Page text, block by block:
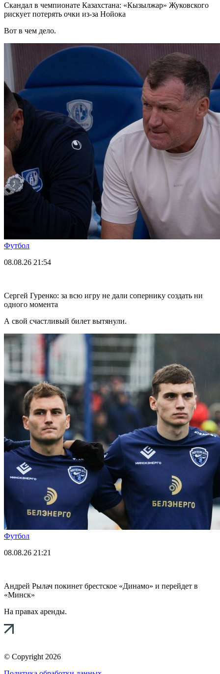
Скандал в чемпионате Казахстана: «Кызылжар» Жуковского
рискует потерять очки из-за Нойока
Вот в чем дело.
Футбол
08.08.26 21:54
Сергей Гуренко: за всю игру не дали сопернику создать ни
одного момента
А свой счастливый билет вытянули.
Футбол
08.08.26 21:21
Андрей Рылач покинет брестское «Динамо» и перейдет в
«Минск»
На правах аренды.
© Copyright 2026